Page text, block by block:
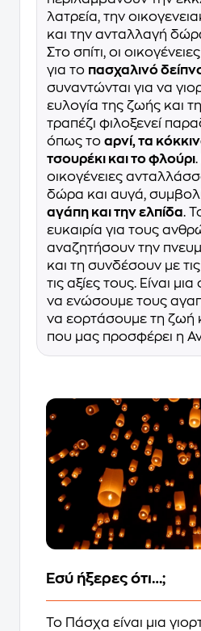
λατρεία, την
και την ανταλλαγή
Στο σπίτι, οι
για το πασχαλινό
συναντώνται για να
ευλογία της ζωής και
τραπέζι φιλοξενεί
όπως το αρνί, τα
τσουρέκι και το φλούρι.
οικογένειες
δώρα και αυγά,
αγάπη και την ελπίδα.
ευκαιρία για τους
αναζητήσουν την
και τη συνδέσουν με
τις αξίες τους. Είναι
να ενώσουμε τους
να εορτάσουμε τη ζωή
που μας προσφέρει η
Εσύ ήξερες ότι…;
Το Πάσχα είναι μια